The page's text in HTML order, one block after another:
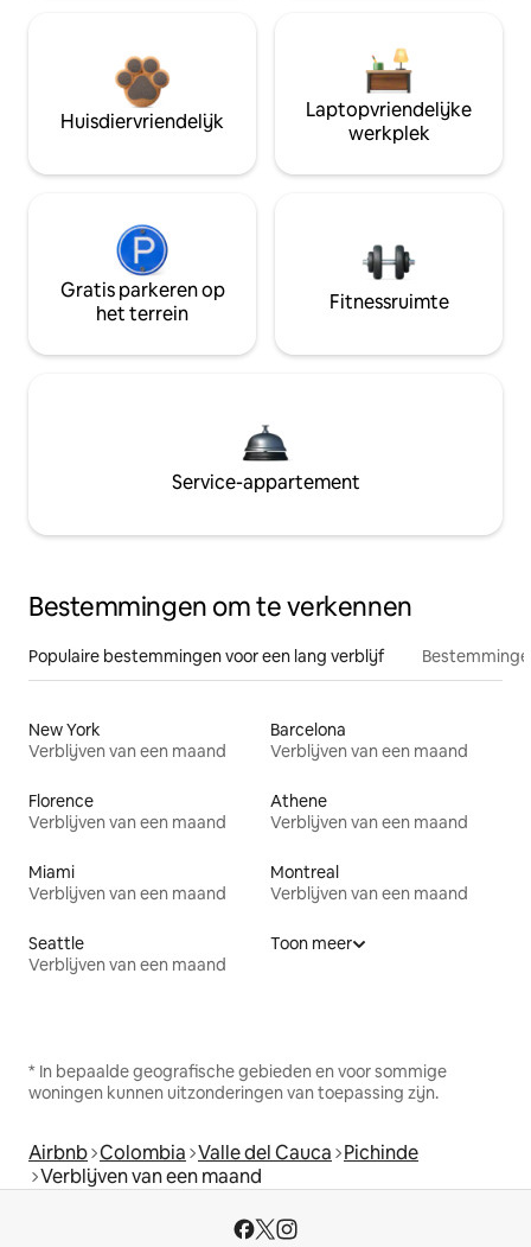
Huisdiervriendelijk
Laptopvriendelijke
werkplek
Gratis parkeren op
het terrein
Fitnessruimte
Service-appartement
Bestemmingen om te verkennen
Populaire bestemmingen voor een lang verblijf
New York
Verblijven van een maand
Barcelona
Verblijven van een maand
Florence
Verblijven van een maand
Athene
Verblijven van een maand
Miami
Verblijven van een maand
Montreal
Verblijven van een maand
Seattle
Verblijven van een maand
Toon meer
* In bepaalde geografische gebieden en voor sommige
woningen kunnen uitzonderingen van toepassing zijn.
Airbnb Colombia Valle del Cauca Pichinde
Verblijven van een maand